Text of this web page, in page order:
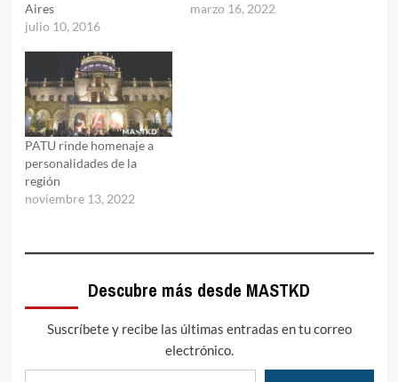
Aires
julio 10, 2016
marzo 16, 2022
PATU rinde homenaje a
personalidades de la
región
noviembre 13, 2022
Descubre más desde MASTKD
Suscríbete y recibe las últimas entradas en tu correo
electrónico.
Escribe tu correo electrónico…